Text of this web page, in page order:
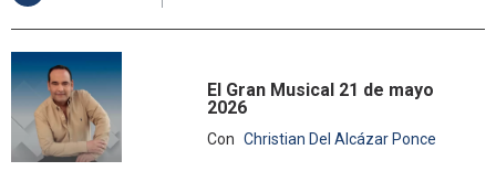
El Gran Musical 21 de mayo
2026
Con Christian Del Alcázar Ponce